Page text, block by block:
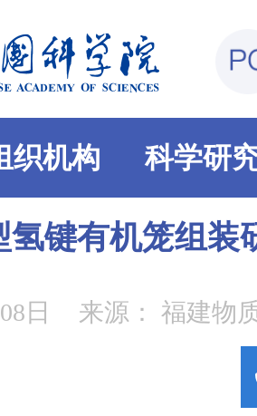
织机构 科学研
氢键有机笼组装
日 来源： 福建物